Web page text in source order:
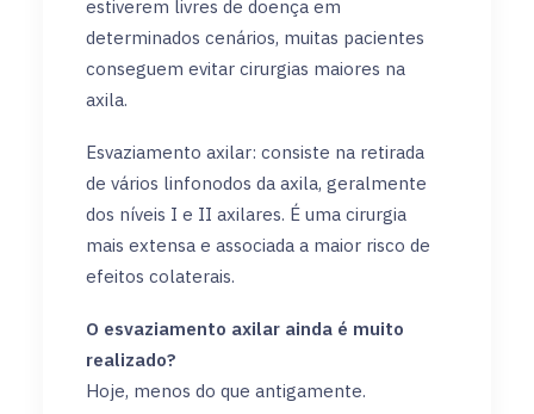
estiverem livres de doença em
determinados cenários, muitas pacientes
conseguem evitar cirurgias maiores na
axila.
Esvaziamento axilar: consiste na retirada
de vários linfonodos da axila, geralmente
dos níveis I e II axilares. É uma cirurgia
mais extensa e associada a maior risco de
efeitos colaterais.
O esvaziamento axilar ainda é muito
realizado?
Hoje, menos do que antigamente.